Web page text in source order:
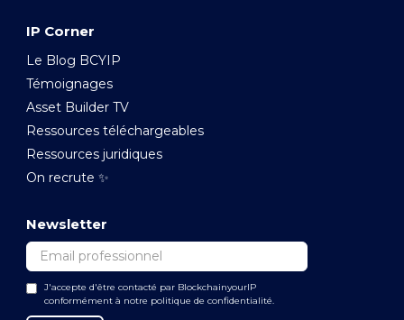
IP Corner
Le Blog BCYIP
Témoignages
Asset Builder TV
Ressources téléchargeables
Ressources juridiques
On recrute ✨
Newsletter
J'accepte d'être contacté par BlockchainyourIP
conformément à notre politique de confidentialité.